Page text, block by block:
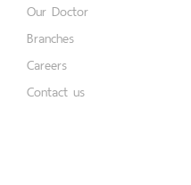
Our Doctor
Branches
Careers
Contact us